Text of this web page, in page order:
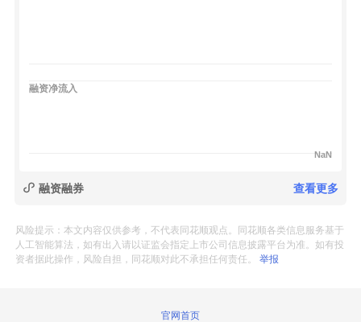
融资净流入
NaN
融资融券 查看更多
风险提示：本文内容仅供参考，不代表同花顺观点。同花顺各类信息服务基于
人工智能算法，如有出入请以证监会指定上市公司信息披露平台为准。如有投
资者据此操作，风险自担，同花顺对此不承担任何责任。举报
官网首页